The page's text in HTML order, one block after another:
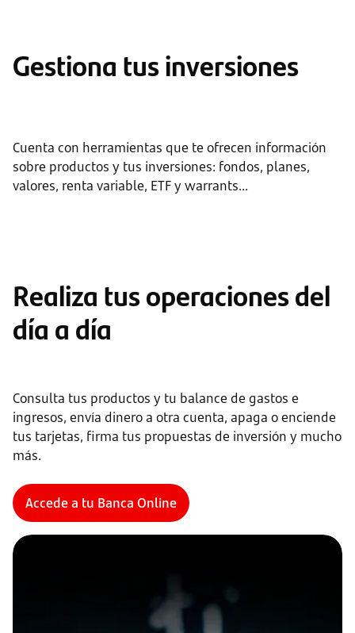
Gestiona tus inversiones
Cuenta con herramientas que te ofrecen información
sobre productos y tus inversiones: fondos, planes,
valores, renta variable, ETF y warrants...
Realiza tus operaciones del
día a día
Consulta tus productos y tu balance de gastos e
ingresos, envía dinero a otra cuenta, apaga o enciende
tus tarjetas, firma tus propuestas de inversión y mucho
más.
Accede a tu Banca Online